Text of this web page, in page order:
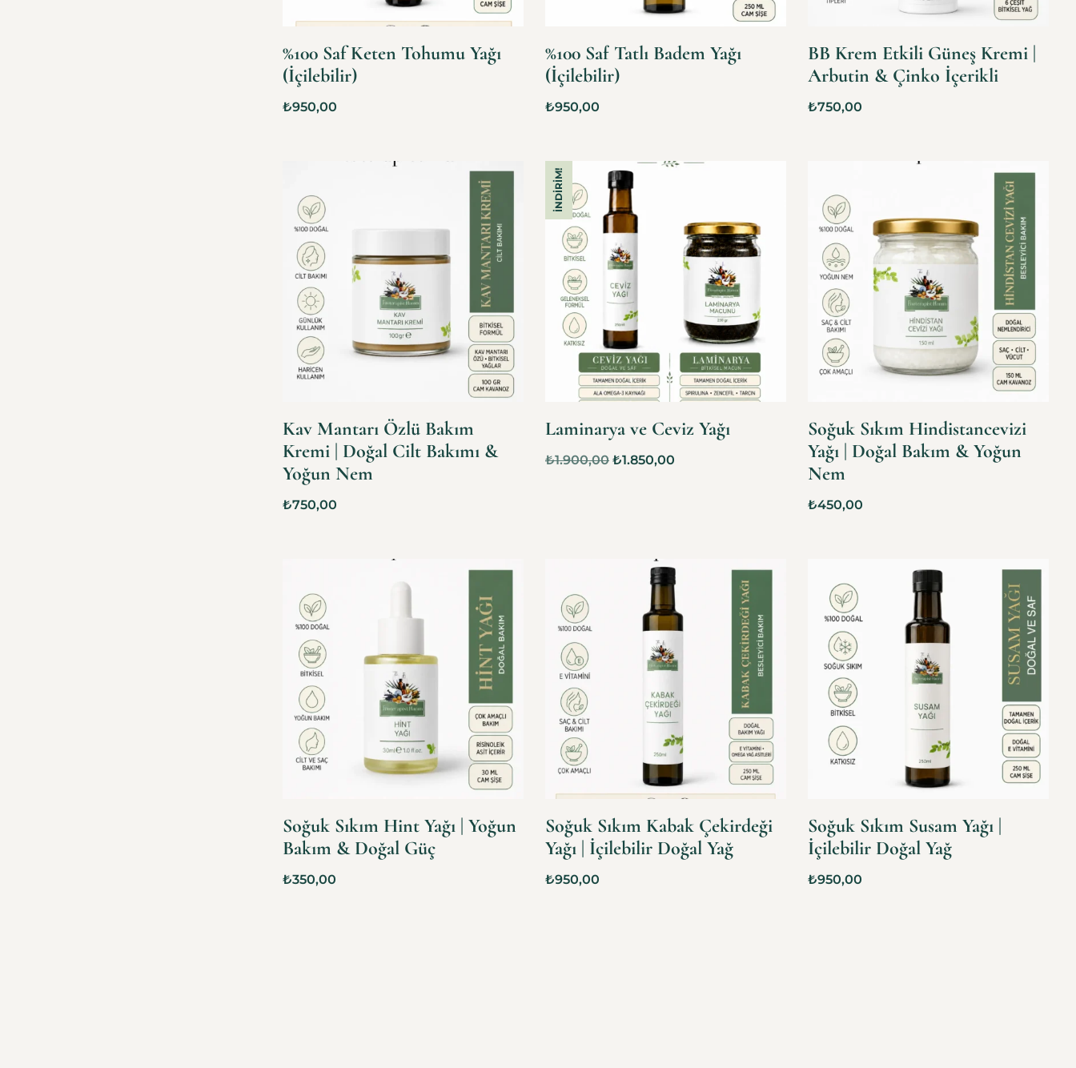
%100 Saf Keten Tohumu Yağı
(İçilebilir)
₺950,00
%100 Saf Tatlı Badem Yağı
(İçilebilir)
₺950,00
BB Krem Etkili Güneş Kremi |
Arbutin & Çinko İçerikli
₺750,00
Kav Mantarı Özlü Bakım
Kremi | Doğal Cilt Bakımı &
Yoğun Nem
₺750,00
İNDIRIM!
Laminarya ve Ceviz Yağı
₺1.900,00 ₺1.850,00
Soğuk Sıkım Hindistancevizi
Yağı | Doğal Bakım & Yoğun
Nem
₺450,00
Soğuk Sıkım Hint Yağı | Yoğun
Bakım & Doğal Güç
₺350,00
Soğuk Sıkım Kabak Çekirdeği
Yağı | İçilebilir Doğal Yağ
₺950,00
Soğuk Sıkım Susam Yağı |
İçilebilir Doğal Yağ
₺950,00